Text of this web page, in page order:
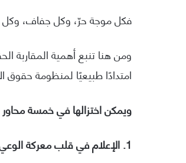
فكل موجة حرّ، وكل جفاف، وكل
ومن هنا تنبع أهمية المقاربة
امتدادًا طبيعيًا لمنظومة حقوق
ويمكن اختزالها في خمسة
1. الإعلام في قلب معركة الوعي المناخي